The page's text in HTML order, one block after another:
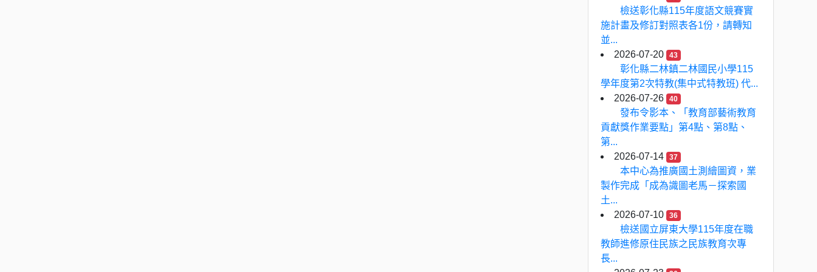
檢送彰化縣115年度語文競賽實
施計畫及修訂對照表各1份，請轉知
並...
2026-07-20
43
彰化縣二林鎮二林國民小學115
學年度第2次特教(集中式特教班) 代...
2026-07-26
40
發布令影本、「教育部藝術教育
貢獻獎作業要點」第4點、第8點、
第...
2026-07-14
37
本中心為推廣國土測繪圖資，業
製作完成「成為識圖老馬－探索國
土...
2026-07-10
36
檢送國立屏東大學115年度在職
教師進修原住民族之民族教育次專
長...